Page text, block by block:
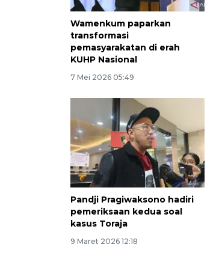
Wamenkum paparkan
transformasi
pemasyarakatan di erah
KUHP Nasional
7 Mei 2026 05:49
Pandji Pragiwaksono hadiri
pemeriksaan kedua soal
kasus Toraja
9 Maret 2026 12:18